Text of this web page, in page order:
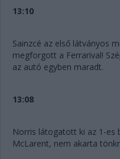
13:10
Sainzcé az első látványos
megforgott a Ferrarival!
az autó egyben maradt.
13:08
Norris látogatott ki az 1-es
McLarent, nem akarta